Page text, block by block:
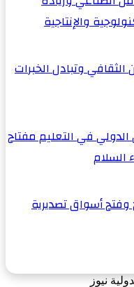
والإنتاجية
الثقافي وتبادل الخبرات
الدولي في التعليم مفتاح
السلام
وفتح أسواق تصديرية
نيوز